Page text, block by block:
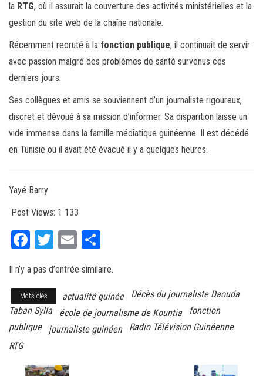
la RTG, où il assurait la couverture des activités ministérielles et la
gestion du site web de la chaîne nationale.
Récemment recruté à la fonction publique, il continuait de servir
avec passion malgré des problèmes de santé survenus ces
derniers jours.
Ses collègues et amis se souviennent d’un journaliste rigoureux,
discret et dévoué à sa mission d’informer. Sa disparition laisse un
vide immense dans la famille médiatique guinéenne. Il est décédé
en Tunisie ou il avait été évacué il y a quelques heures.
Yayé Barry
Post Views: 1 133
Fa
bo
ok
T
tt
er
E
ail ag
er
Il n’y a pas d’entrée similaire.
Mots-clés actualité guinée
Décès du journaliste Daouda
Taban Sylla
école de journalisme de Kountia
fonction
publique
journaliste guinéen
Radio Télévision Guinéenne
RTG